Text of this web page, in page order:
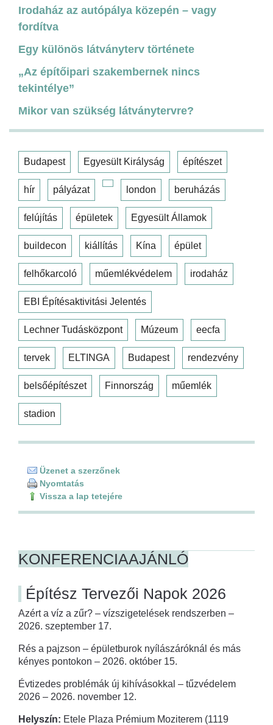
Irodaház az autópálya közepén – vagy
fordítva
Egy különös látványterv története
„Az építőipari szakembernek nincs
tekintélye”
Mikor van szükség látványtervre?
Budapest Egyesült Királyság építészet
hír pályázat london beruházás
felújítás épületek Egyesült Államok
buildecon kiállítás Kína épület
felhőkarcoló műemlékvédelem irodaház
EBI Építésaktivitási Jelentés
Lechner Tudásközpont Múzeum eecfa
tervek ELTINGA Budapest rendezvény
belsőépítészet Finnország műemlék
stadion
Üzenet a szerzőnek
Nyomtatás
Vissza a lap tetejére
KONFERENCIAAJÁNLÓ
Építész Tervezői Napok 2026
Azért a víz a zűr? – vízszigetelések rendszerben –
2026. szeptember 17.
Rés a pajzson – épületburok nyílászáróknál és más
kényes pontokon – 2026. október 15.
Évtizedes problémák új kihívásokkal – tűzvédelem
2026 – 2026. november 12.
Helyszín: Etele Plaza Prémium Moziterem (1119